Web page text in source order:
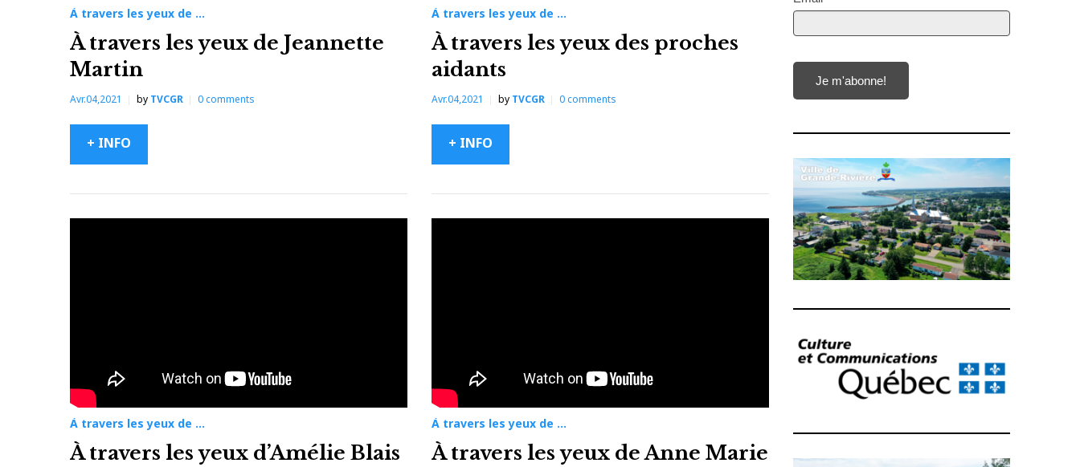
de
…
À travers les yeux de ...
À travers les yeux de Jeannette
Martin
Avr.04,2021 by TVCGR 0comments
+ INFO
À travers les yeux de ...
À travers les yeux des proches
aidants
Avr.04,2021 by TVCGR 0comments
+ INFO
À travers les yeux de ...
À travers les yeux d’Amélie Blais
À travers les yeux de ...
À travers les yeux de Anne Marie
Je m'abonne!